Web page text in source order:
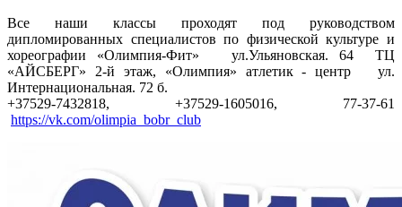
Все наши классы проходят под руководством
дипломированных специалистов по физической культуре и
хореографии «Олимпия-Фит» ул.Ульяновская. 64 ТЦ
«АЙСБЕРГ» 2-й этаж, «Олимпия» атлетик - центр ул.
Интернациональная. 72 б.
+37529-7432818, +37529-1605016, 77-37-61
https://vk.com/olimpia_bobr_club